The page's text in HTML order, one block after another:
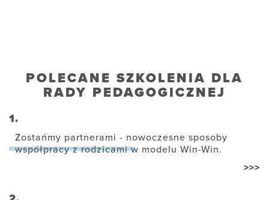
POLECANE SZKOLENIA DLA
RADY PEDAGOGICZNEJ
1.
Zostańmy partnerami - nowoczesne sposoby
współpracy z rodzicami w modelu Win-Win.
>>>